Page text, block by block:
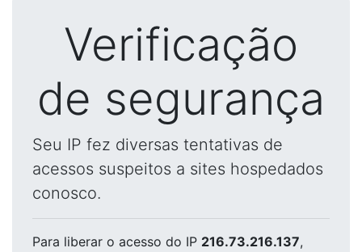
Verificação
de segurança
Seu IP fez diversas tentativas de
acessos suspeitos a sites hospedados
conosco.
Para liberar o acesso do IP 216.73.216.137,